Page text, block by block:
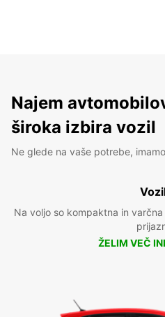
Najem
široka izbira vozil
Ne glede na vaše potrebe,
Na voljo so kompaktna in
ŽELIM VEČ